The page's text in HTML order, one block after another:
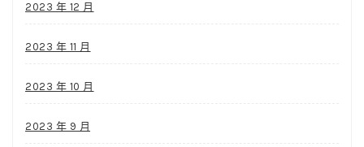
2023 年 12 月
2023 年 11 月
2023 年 10 月
2023 年 9 月